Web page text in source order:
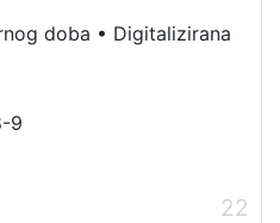
doba • Digitalizirana
9
22